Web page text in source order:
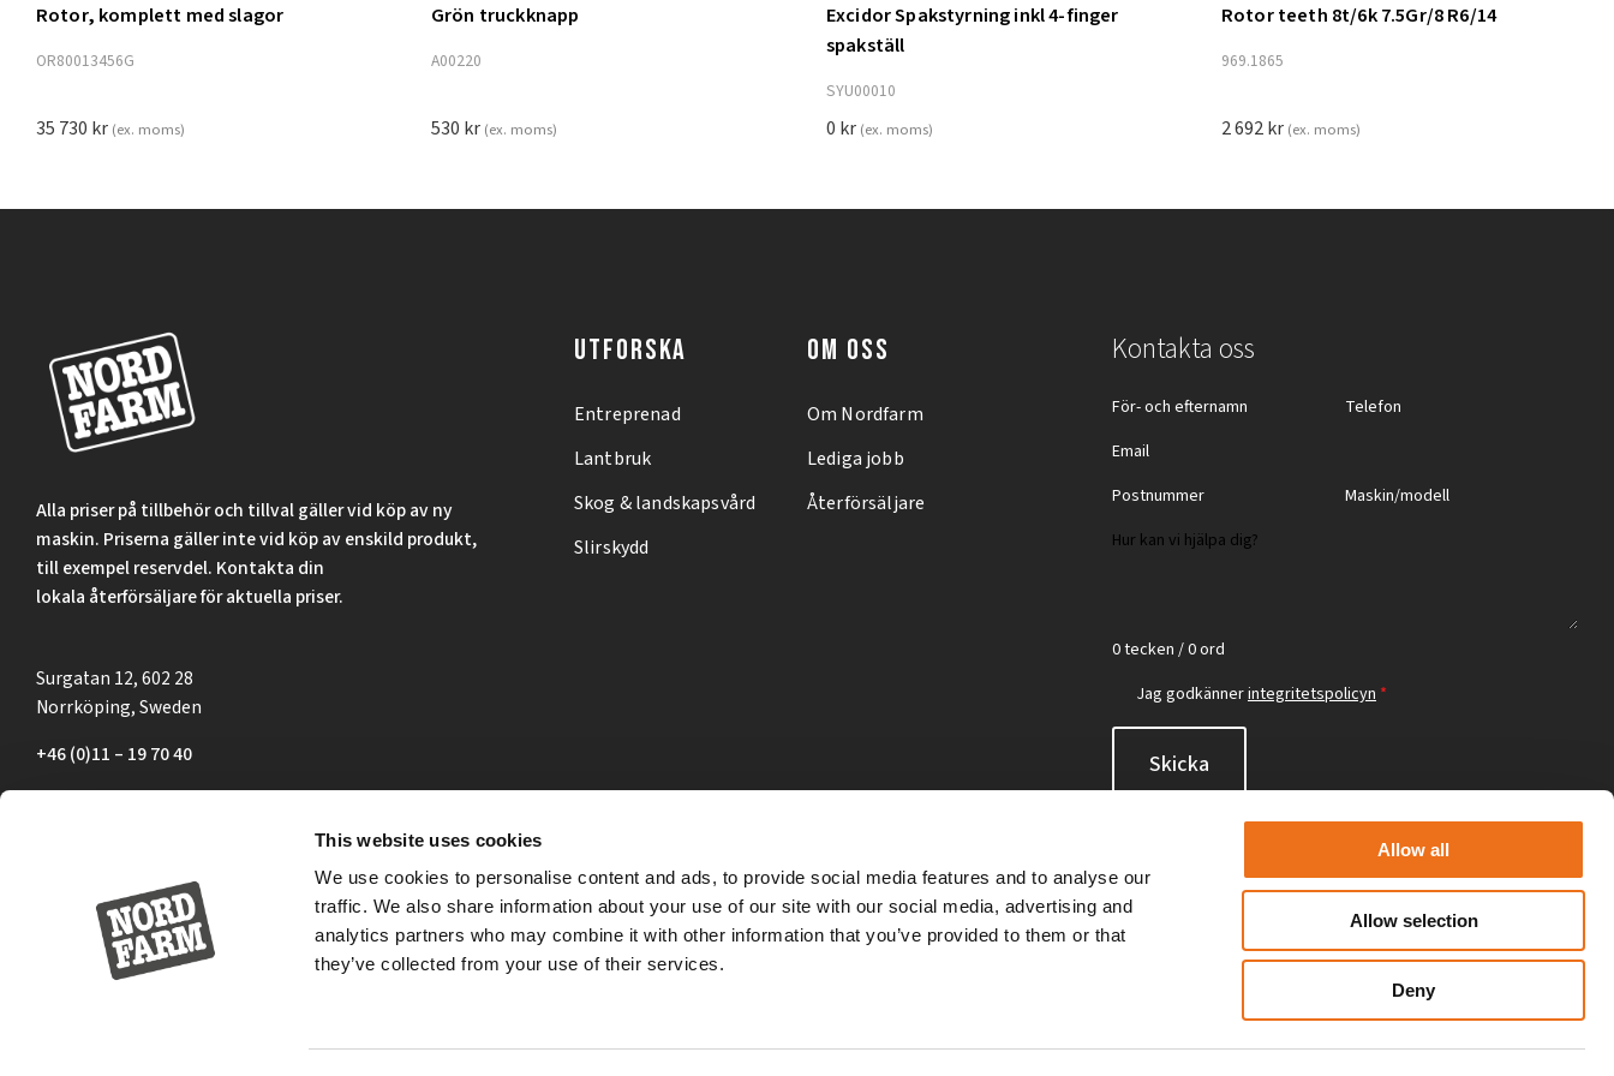
This website uses cookies
We use cookies to personalise content and ads, to provide social media features and to analyse our
traffic. We also share information about your use of our site with our social media, advertising and
analytics partners who may combine it with other information that you’ve provided to them or that
they’ve collected from your use of their services.
Allow all
Allow selection
Deny
Lägg till i varukorg
Rotor, komplett med slagor
OR80013456G
35 730 kr (ex. moms)
Lägg till i varukorg
Grön truckknapp
A00220
530 kr (ex. moms)
Lägg till i varukorg
Excidor Spakstyrning inkl 4-finger
spakställ
SYU00010
0 kr (ex. moms)
Rotor teeth 8t/6k 7.5Gr/8 R6/14
969.1865
2 692kr (ex. moms)
Alla priser på tillbehör och tillval gäller vid köp av ny
maskin. Priserna gäller inte vid köp av enskild produkt,
till exempel reservdel. Kontakta din
lokala återförsäljare för aktuella priser.
Surgatan 12, 602 28
Norrköping, Sweden
+46 (0)11 – 19 70 40
UTFORSKA
Entreprenad
Lantbruk
Skog & landskapsvård
Slirskydd
OM OSS
Om Nordfarm
Lediga jobb
Återförsäljare
Kontakta oss
0 tecken / 0 ord
Jag godkännerintegritetspolicyn *
Skicka